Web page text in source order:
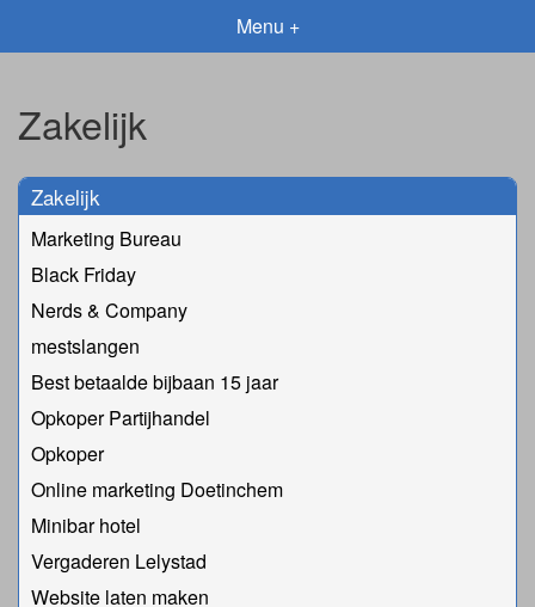
Menu +
Zakelijk
Zakelijk
Marketing Bureau
Black Friday
Nerds & Company
mestslangen
Best betaalde bijbaan 15 jaar
Opkoper Partijhandel
Opkoper
Online marketing Doetinchem
Minibar hotel
Vergaderen Lelystad
Website laten maken